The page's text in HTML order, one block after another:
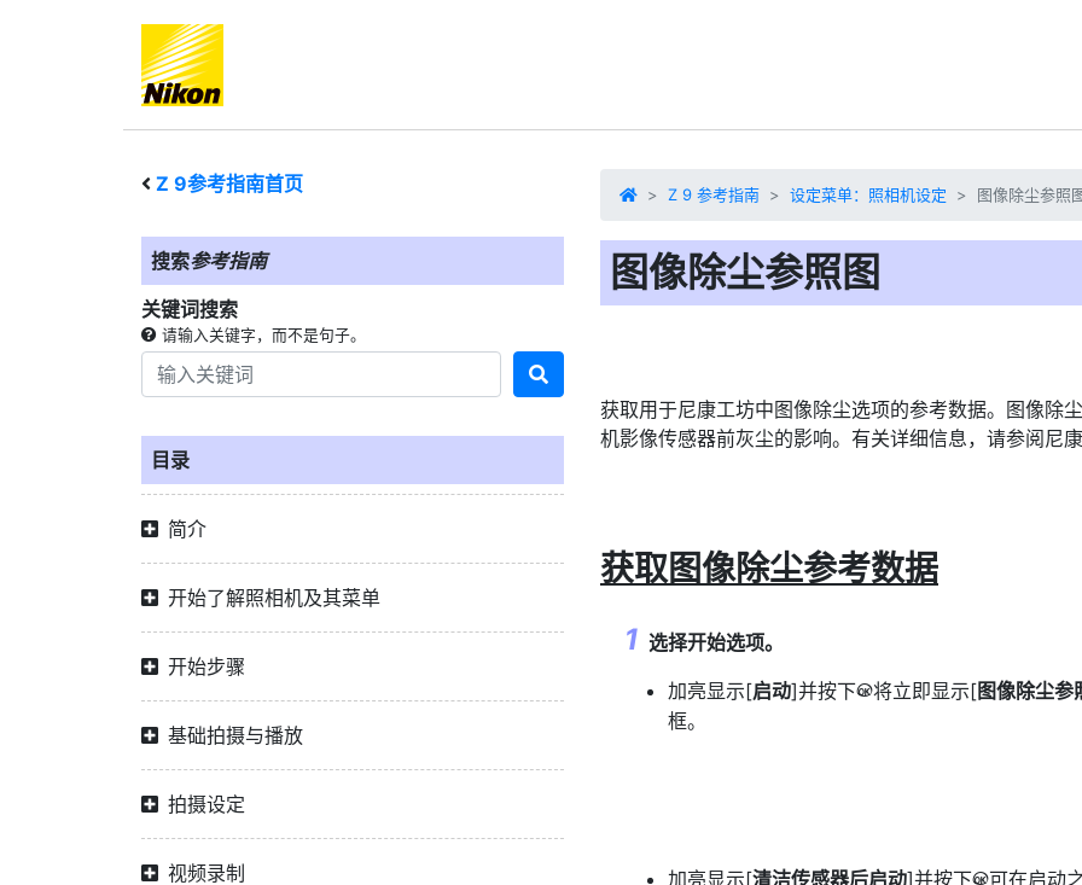
Z 9参考指南首页
搜索参考指南
关键词搜索
请输入关键字，而不是句子。
目录
简介
开始了解照相机及其菜单
开始步骤
基础拍摄与播放
拍摄设定
视频录制
Z 9 参考指南 设定菜单：照相机设定 图像除尘参照
图像除尘参照图
获取用于尼康工坊中图像除尘选项的参考数据。图像除
机影像传感器前灰尘的影响。有关详细信息，请参阅尼
获取图像除尘参考数据
选择开始选项。
加亮显示[启动]并按下J将立即显示[图像除尘参
框。
加亮显示[清洁传感器后启动]并按下J可在启动